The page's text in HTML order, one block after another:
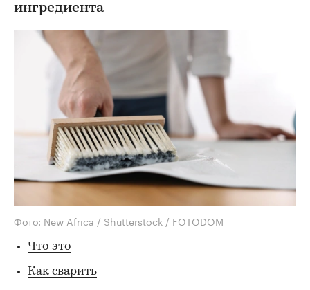
ингредиента
Фото: New Africa / Shutterstock / FOTODOM
Что это
Как сварить